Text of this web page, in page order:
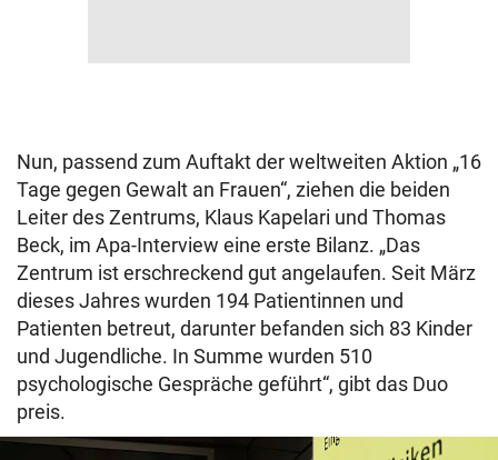
Nun, passend zum Auftakt der weltweiten Aktion „16
Tage gegen Gewalt an Frauen“, ziehen die beiden
Leiter des Zentrums, Klaus Kapelari und Thomas
Beck, im Apa-Interview eine erste Bilanz. „Das
Zentrum ist erschreckend gut angelaufen. Seit März
dieses Jahres wurden 194 Patientinnen und
Patienten betreut, darunter befanden sich 83 Kinder
und Jugendliche. In Summe wurden 510
psychologische Gespräche geführt“, gibt das Duo
preis.